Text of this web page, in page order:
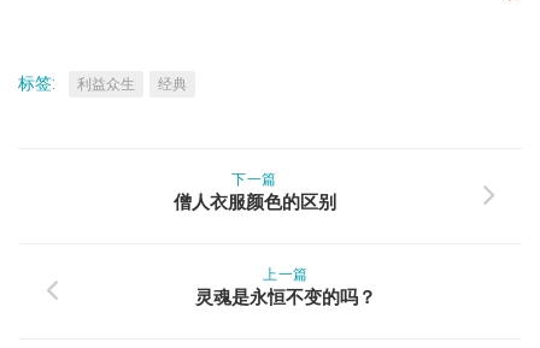
标签: 利益众生 经典
下一篇
僧人衣服颜色的区别
上一篇
灵魂是永恒不变的吗？